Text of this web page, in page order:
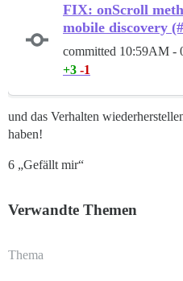
FIX: onScroll
mobile discovery
committed 10:59AM -
+3 -1
und das Verhalten
haben!
6 „Gefällt mir“
Verwandte Themen
Thema